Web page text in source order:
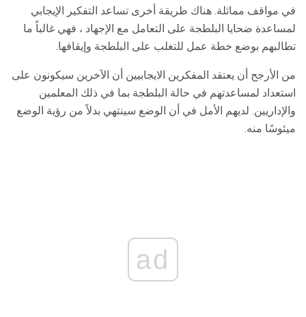
في مواقف مماثلة. هناك طريقة أخرى تساعد التفكير الإيجابي
لمساعدة ضحايا البلطجة على التعامل مع الإجهاد ، فهي غالباً ما
تطالبهم بوضع خطة عمل للتغلب على البلطجة وإيقافها.
من الأرجح أن يعتقد المفكرين الايجابيين أن الآخرين سيكونون على
استعداد لمساعدتهم في حالة البلطجة بما في ذلك المعلمين
والإداريين. لديهم الأمل في أن الوضع سينتهي بدلاً من رؤية الوضع
ميئوسًا منه.
ad